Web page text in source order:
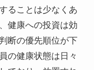
ることは少なくあ
健康への投資は効
断の優先順位が下
の健康状態は日々